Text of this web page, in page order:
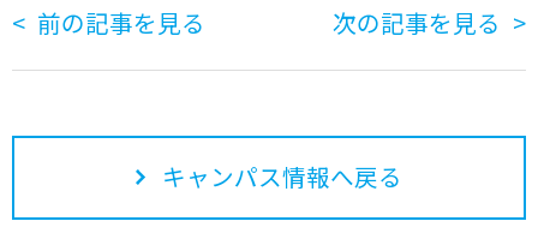
前の記事を見る 次の記事を見る
キャンパス情報へ戻る